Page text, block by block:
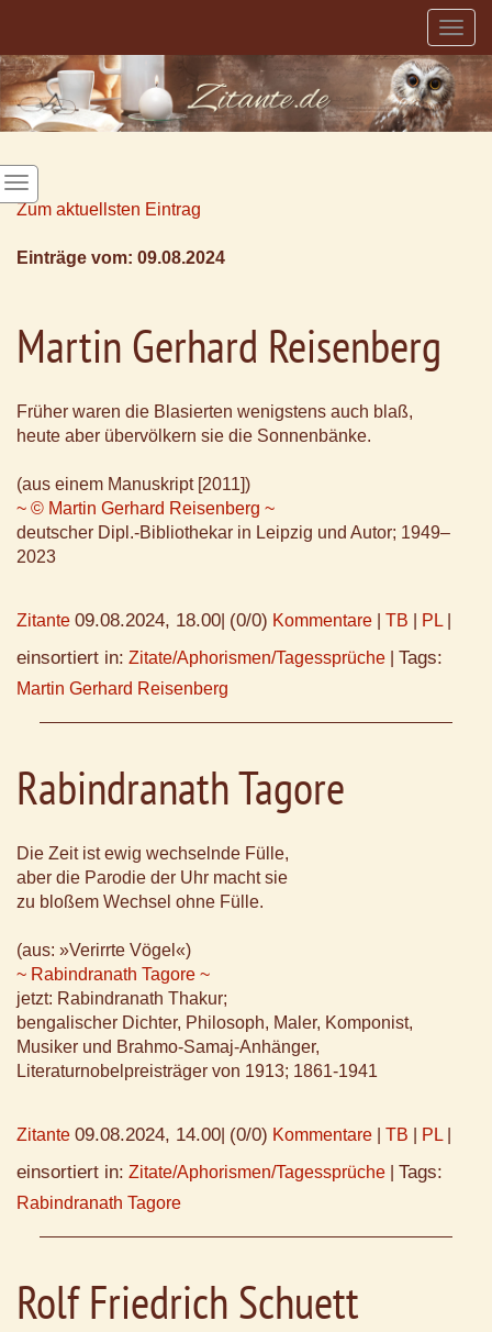
Zum aktuellsten Eintrag
Einträge vom: 09.08.2024
Martin Gerhard Reisenberg
Früher waren die Blasierten wenigstens auch blaß,
heute aber übervölkern sie die Sonnenbänke.
(aus einem Manuskript [2011])
~ © Martin Gerhard Reisenberg ~
deutscher Dipl.-Bibliothekar in Leipzig und Autor; 1949–
2023
Zitante 09.08.2024, 18.00 (0/0) Kommentare TB PL
einsortiert in: Zitate/Aphorismen/Tagessprüche Tags:
Martin Gerhard Reisenberg
Rabindranath Tagore
Die Zeit ist ewig wechselnde Fülle,
aber die Parodie der Uhr macht sie
zu bloßem Wechsel ohne Fülle.
(aus: »Verirrte Vögel«)
~ Rabindranath Tagore ~
jetzt: Rabindranath Thakur;
bengalischer Dichter, Philosoph, Maler, Komponist,
Musiker und Brahmo-Samaj-Anhänger,
Literaturnobelpreisträger von 1913; 1861-1941
Zitante 09.08.2024, 14.00 (0/0) Kommentare TB PL
einsortiert in: Zitate/Aphorismen/Tagessprüche Tags:
Rabindranath Tagore
Rolf Friedrich Schuett